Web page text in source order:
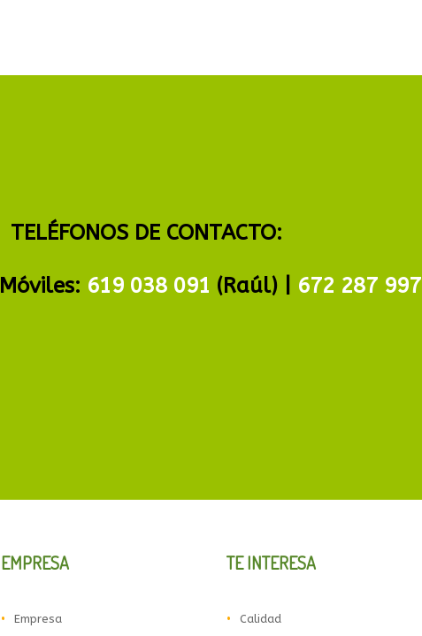
TELÉFONOS DE CONTACTO:
Móviles: 619 038 091 (Raúl) | 672 287 997
EMPRESA
Empresa
TE INTERESA
Calidad